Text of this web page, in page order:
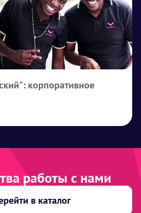
корпоративное
работы с нами
в каталог